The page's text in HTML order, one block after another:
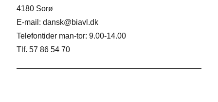
4180 Sorø
E-mail: dansk@biavl.dk
Telefontider man-tor: 9.00-14.00
Tlf. 57 86 54 70